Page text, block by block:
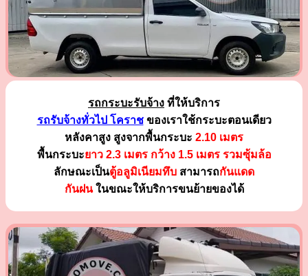
รถกระบะรับจ้าง ที่ให้บริการ
รถรับจ้างทั่วไป โคราชของเราใช้กระบะตอนเดียว
หลังคาสูง สูงจากพื้นกระบะ 2.10 เมตร
พื้นกระบะยาว 2.3 เมตร กว้าง 1.5 เมตร รวมซุ้มล้อ
ลักษณะเป็นตู้อลูมิเนียมทึบ สามารถกันแดด
กันฝนในขณะให้บริการขนย้ายของได้